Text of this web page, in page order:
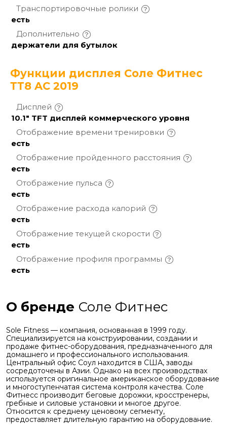
Транспортировочные ролики
есть
Дополнительно
держатели для бутылок
Функции дисплея Соле Фитнес
ТТ8 AС 2019
Дисплей
10.1" TFT дисплей коммерческого уровня
Отображение времени тренировки
есть
Отображение пройденного расстояния
есть
Отображение пульса
есть
Отображение расхода калорий
есть
Отображение текущей скорости
есть
Отображение профиля программы
есть
О бренде Соле Фитнес
Sole Fitness — компания, основанная в 1999 году.
Специализируется на конструировании, создании и
продаже фитнес-оборудования, предназначенного для
домашнего и профессионального использования.
Центральный офис Соул находится в США, заводы
сосредоточены в Азии. Однако на всех производствах
используется оригинальное американское оборудование
и многоступенчатая система контроля качества. Соле
Фитнесс производит беговые дорожки, кросстренеры,
гребные и силовые установки и многое другое.
Относится к среднему ценовому сегменту,
предоставляет длительную гарантию на оборудование.